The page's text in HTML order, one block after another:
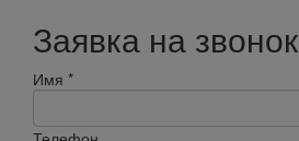
Заявка на звонок
Имя *